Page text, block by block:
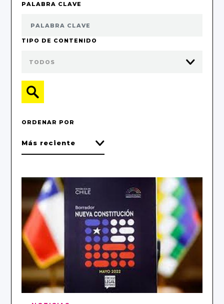
PALABRA CLAVE
TIPO DE CONTENIDO
ORDENAR POR